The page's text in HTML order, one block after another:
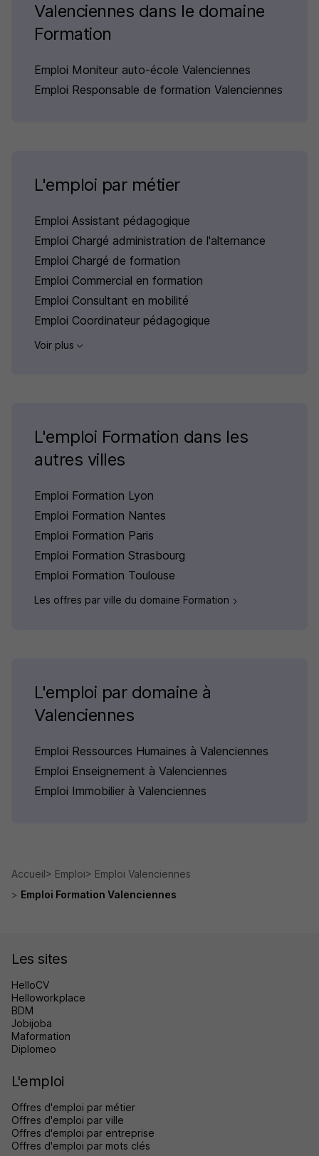
Valenciennes dans le domaine
Formation
Emploi Moniteur auto-école Valenciennes
Emploi Responsable de formation Valenciennes
L'emploi par métier
Emploi Assistant pédagogique
Emploi Chargé administration de l'alternance
Emploi Chargé de formation
Emploi Commercial en formation
Emploi Consultant en mobilité
Emploi Coordinateur pédagogique
Voir plus
L'emploi Formation dans les
autres villes
Emploi Formation Lyon
Emploi Formation Nantes
Emploi Formation Paris
Emploi Formation Strasbourg
Emploi Formation Toulouse
Les offres par ville du domaine Formation
L'emploi par domaine à
Valenciennes
Emploi Ressources Humaines à Valenciennes
Emploi Enseignement à Valenciennes
Emploi Immobilier à Valenciennes
Accueil Emploi
Emploi Valenciennes
Emploi Formation Valenciennes
Les sites
HelloCV
Helloworkplace
BDM
Jobijoba
Maformation
Diplomeo
L'emploi
Offres d'emploi par métier
Offres d'emploi par ville
Offres d'emploi par entreprise
Offres d'emploi par mots clés